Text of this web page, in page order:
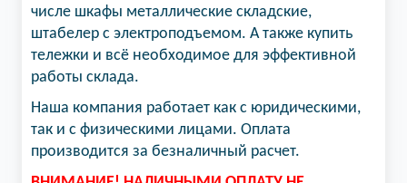
числе шкафы металлические складские,
штабелер с электроподъемом. А также купить
тележки и всё необходимое для эффективной
работы склада.
Наша компания работает как с юридическими,
так и с физическими лицами. Оплата
производится за безналичный расчет.